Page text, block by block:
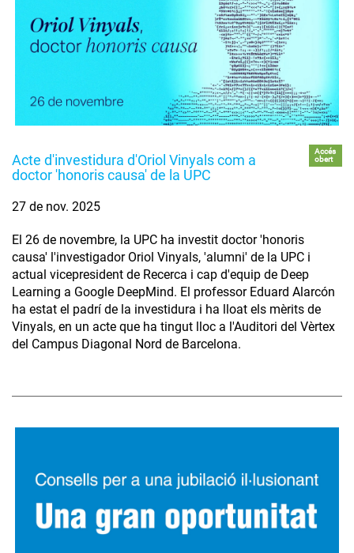
Acte d'investidura d'Oriol Vinyals com a
doctor 'honoris causa' de la UPC
Accés
obert
27 de nov. 2025
El 26 de novembre, la UPC ha investit doctor 'honoris
causa' l'investigador Oriol Vinyals, 'alumni' de la UPC i
actual vicepresident de Recerca i cap d'equip de Deep
Learning a Google DeepMind. El professor Eduard Alarcón
ha estat el padrí de la investidura i ha lloat els mèrits de
Vinyals, en un acte que ha tingut lloc a l'Auditori del Vèrtex
del Campus Diagonal Nord de Barcelona.